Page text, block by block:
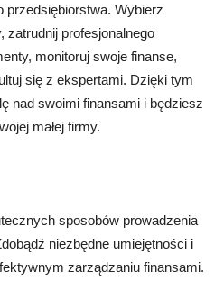
przedsiębiorstwa. Wybierz
zatrudnij profesjonalnego
monitoruj swoje finanse,
się z ekspertami. Dzięki tym
nad swoimi finansami i będziesz
małej firmy.
sposobów prowadzenia
niezbędne umiejętności i
zarządzaniu finansami.